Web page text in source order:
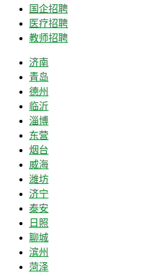
国企招聘
医疗招聘
教师招聘
济南
青岛
德州
临沂
淄博
东营
烟台
威海
潍坊
济宁
泰安
日照
聊城
滨州
菏泽